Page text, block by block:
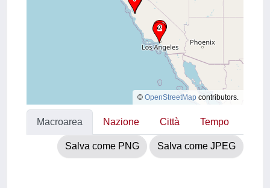
© OpenStreetMap contributors.
Macroarea Nazione Città Tempo
Salva come PNG Salva come JPEG